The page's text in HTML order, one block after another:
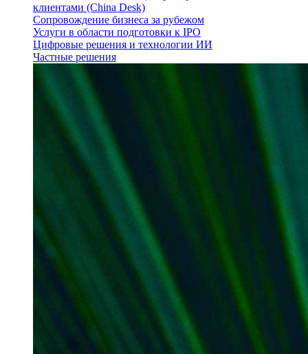
клиентами (China Desk)
Сопровождение бизнеса за рубежом
Услуги в области подготовки к IPO
Цифровые решения и технологии ИИ
Частные решения